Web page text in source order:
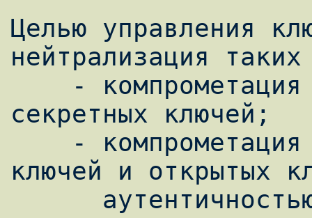
Целью управления
нейтрализация
секретных ключей;
ключей и открытых